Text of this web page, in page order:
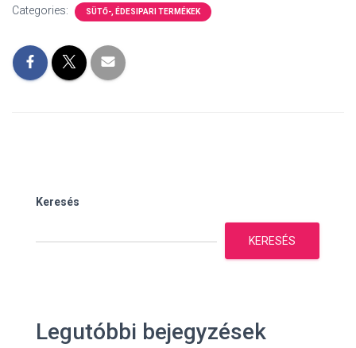
Categories: SÜTŐ-, ÉDESIPARI TERMÉKEK
Keresés
KERESÉS
Legutóbbi bejegyzések